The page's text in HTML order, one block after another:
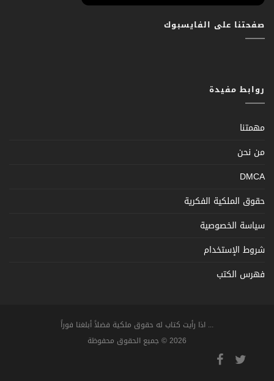
صفحتنا على الفايسبوك
روابط مفيدة
مهمتنا
من نحن
DMCA
حقوق الملكية الفكرية
سياسة الخصوصية
شروط الإستخدام
فهرس الكتب
... اذا رأيت كتاب له حقوق ملكية فضلاً أبلغنا فوراً
2026 © جميع الحقوق محفوظة